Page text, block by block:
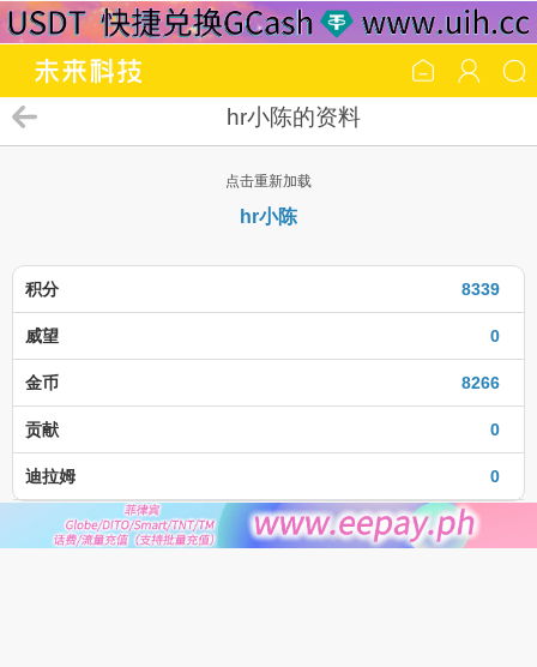
hr小陈的资料
点击重新加载
hr小陈
8339
积分
0
威望
8266
金币
0
贡献
0
迪拉姆